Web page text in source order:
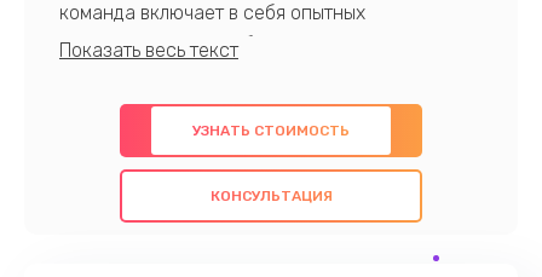
команда включает в себя опытных
профессионалов с обширными знаниями и
предлагаем быстрый и качественный ремонт с
использованием оригинальных компонентов, а
также гарантируем качество всех
проведенных работ. Наша цель - предоставить
обслуживание, удовлетворяя их потребности
УЗНАТЬ СТОИМОСТЬ
КОНСУЛЬТАЦИЯ